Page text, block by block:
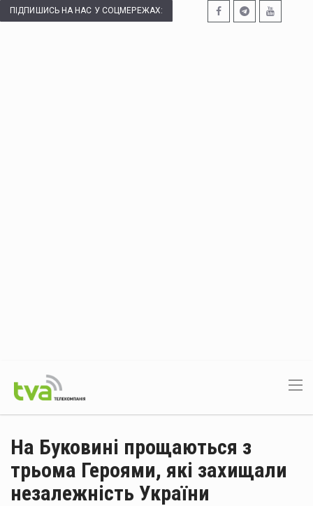
ПІДПИШИСЬ НА НАС У СОЦМЕРЕЖАХ:
На Буковині прощаються з
трьома Героями, які захищали
незалежність України